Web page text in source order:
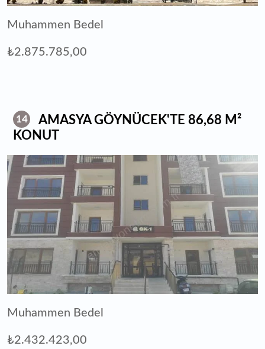
Muhammen Bedel
₺2.875.785,00
14
AMASYA GÖYNÜCEK'TE 86,68 M²
KONUT
Muhammen Bedel
₺2.432.423,00